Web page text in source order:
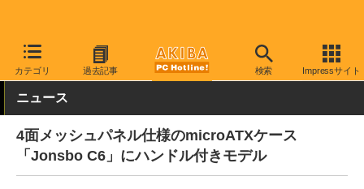
カテゴリ 過去記事 検索 Impressサイト
AKIBA PC Hotline! PCパーツ PCケース キューブ
ニュース
4面メッシュパネル仕様のmicroATXケース
「Jonsbo C6」にハンドル付きモデル